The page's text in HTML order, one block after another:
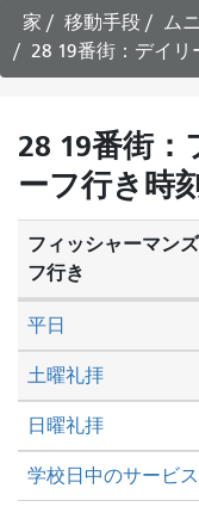
家 移動手段 ムニ
28 19番街：デイリ
28 19番街
ーフ行き時
フィッシャーマン
フ行き
土曜礼拝
日曜礼拝
平日
学校日中のサービス